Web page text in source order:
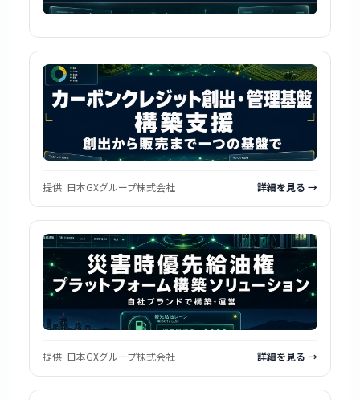
提供: 日本GXグループ株式会社 詳細を見る →
提供: 日本GXグループ株式会社 詳細を見る →